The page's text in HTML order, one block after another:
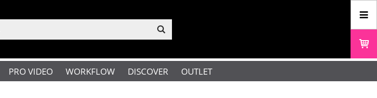
PRO VIDEO WORKFLOW DISCOVER OUTLET